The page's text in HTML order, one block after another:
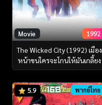
Movie 1992
The Wicked City (1992) เมือง
หน้าขนใครจะโกนให้มันเกลี้ยง
5.9 พากย์ไทย